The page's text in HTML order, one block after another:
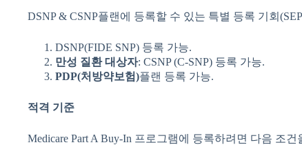
DSNP & CSNP플랜에 등록할 수 있는 특별 등록 기회
DSNP(FIDE SNP) 등록 가능.
만성 질환 대상자: CSNP (C-SNP) 등록 가능.
PDP(처방약보험)플랜 등록 가능.
적격 기준
Medicare Part A Buy-In 프로그램에 등록하려면 다음 조